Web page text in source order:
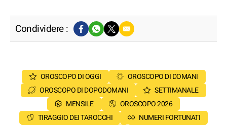
Condividere :
OROSCOPO DI OGGI
OROSCOPO DI DOMANI
OROSCOPO DI DOPODOMANI
SETTIMANALE
MENSILE
OROSCOPO 2026
TIRAGGIO DEI TAROCCHI
NUMERI FORTUNATI